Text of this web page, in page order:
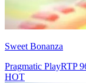
Sweet Bonanza
Pragmatic PlayRTP
HOT